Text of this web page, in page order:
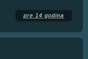
pre 14 godina